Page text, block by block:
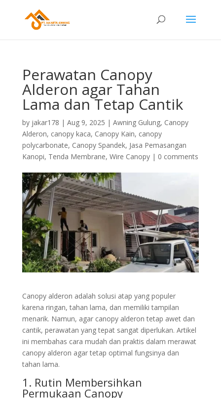
Perawatan Canopy
Alderon agar Tahan
Lama dan Tetap Cantik
by jakar178 | Aug 9, 2025 | Awning Gulung, Canopy
Alderon, canopy kaca, Canopy Kain, canopy
polycarbonate, Canopy Spandek, Jasa Pemasangan
Kanopi, Tenda Membrane, Wire Canopy| 0 comments
Canopy alderon adalah solusi atap yang populer
karena ringan, tahan lama, dan memiliki tampilan
menarik. Namun, agar canopy alderon tetap awet dan
cantik, perawatan yang tepat sangat diperlukan. Artikel
ini membahas cara mudah dan praktis dalam merawat
canopy alderon agar tetap optimal fungsinya dan
tahan lama.
1. Rutin Membersihkan
Permukaan Canopy